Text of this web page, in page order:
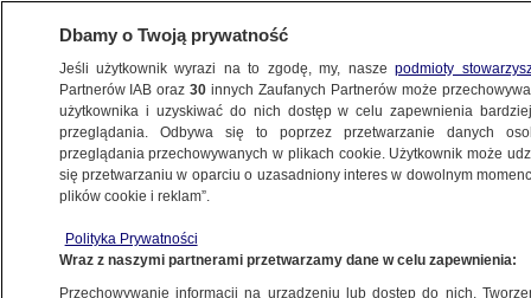
ŚWIAT
Donald Trump "poważnie to rozważa"
Dbamy o Twoją prywatność
Jeśli użytkownik wyrazi na to zgodę, my, naszepodmioty
Partnerów IAB oraz30 innych Zaufanych Partnerów może
użytkownika i uzyskiwać do nich dostęp w celu zapewnienia
przeglądania. Odbywa się to poprzez przetwarzanie danych
przeglądania przechowywanych w plikach cookie. Użytkownik może
się przetwarzaniu w oparciu o uzasadniony interes w dowolnym
plików cookie i reklam”.
Polityka Prywatności
Wraz z naszymi partnerami przetwarzamy dane w celu zapewnienia:
Przechowywanie informacji na urządzeniu lub dostęp do nich.